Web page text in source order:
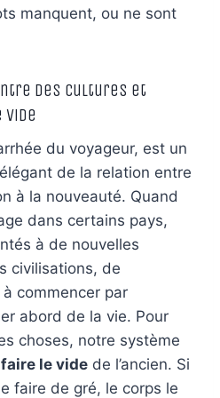
manquent, ou ne sont
des Cultures et
du voyageur, est un
de la relation entre
à la nouveauté. Quand
dans certains pays,
à de nouvelles
civilisations, de
commencer par
abord de la vie. Pour
choses, notre système
faire le vide de l’ancien. Si
faire de gré, le corps le